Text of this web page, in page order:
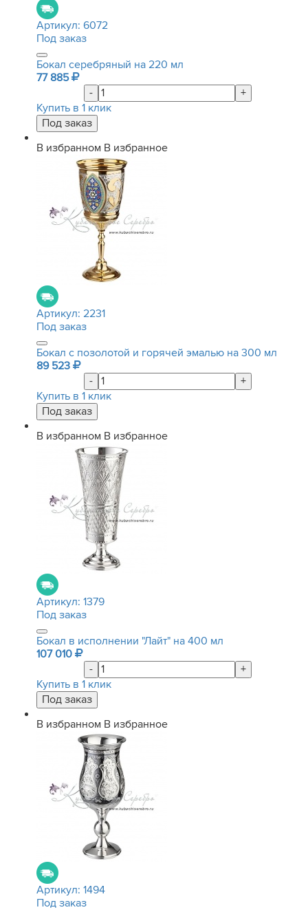
Артикул: 6072
Под заказ
Бокал серебряный на 220 мл
77 885
-
+
Купить в 1 клик
В избранном В избранное
Артикул: 2231
Под заказ
Бокал с позолотой и горячей эмалью на 300 мл
89 523
-
+
Купить в 1 клик
В избранном В избранное
Артикул: 1379
Под заказ
Бокал в исполнении "Лайт" на 400 мл
107 010
-
+
Купить в 1 клик
В избранном В избранное
Артикул: 1494
Под заказ